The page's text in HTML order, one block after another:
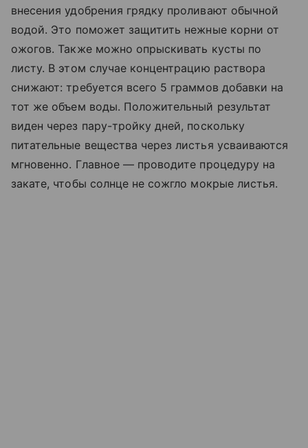
внесения удобрения грядку проливают обычной
водой. Это поможет защитить нежные корни от
ожогов. Также можно опрыскивать кусты по
листу. В этом случае концентрацию раствора
снижают: требуется всего 5 граммов добавки на
тот же объем воды. Положительный результат
виден через пару-тройку дней, поскольку
питательные вещества через листья усваиваются
мгновенно. Главное — проводите процедуру на
закате, чтобы солнце не сожгло мокрые листья.